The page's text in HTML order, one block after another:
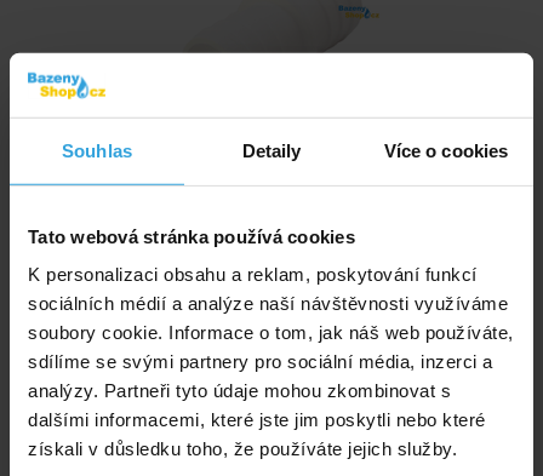
Souhlas Detaily Více o cookies
Tato webová stránka používá cookies
K personalizaci obsahu a reklam, poskytování funkcí
sociálních médií a analýze naší návštěvnosti využíváme
soubory cookie. Informace o tom, jak náš web používáte,
sdílíme se svými partnery pro sociální média, inzerci a
analýzy. Partneři tyto údaje mohou zkombinovat s
dalšími informacemi, které jste jim poskytli nebo které
získali v důsledku toho, že používáte jejich služby.
Skladem > 50 ks
75,- Kč
do košíku
Naviják na bazénovou plovoucí hadici